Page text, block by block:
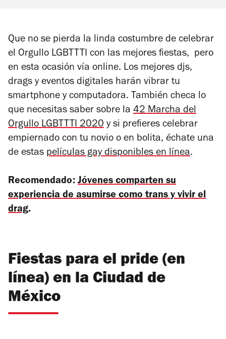
Que no se pierda la linda costumbre de celebrar
el Orgullo LGBTTTI con las mejores fiestas, pero
en esta ocasión vía online. Los mejores djs,
drags y eventos digitales harán vibrar tu
smartphone y computadora. También checa lo
que necesitas saber sobre la 42 Marcha del
Orgullo LGBTTTI 2020 y si prefieres celebrar
empiernado con tu novio o en bolita, échate una
de estas películas gay disponibles en línea.
Recomendado: Jóvenes comparten su
experiencia de asumirse como trans y vivir el
drag.
Fiestas para el pride (en
línea) en la Ciudad de
México